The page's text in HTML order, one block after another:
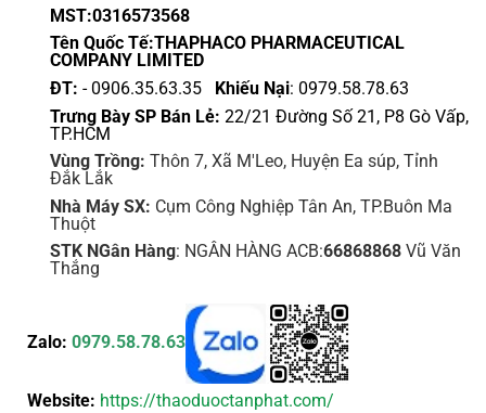
MST:0316573568
Tên Quốc Tế:THAPHACO PHARMACEUTICAL
COMPANY LIMITED
ĐT: - 0906.35.63.35 Khiếu Nại: 0979.58.78.63
Trưng Bày SP Bán Lẻ: 22/21 Đường Số 21, P8 Gò Vấp,
TP.HCM
Vùng Trồng: Thôn 7, Xã M'Leo, Huyện Ea súp, Tỉnh
Đắk Lắk
Nhà Máy SX: Cụm Công Nghiệp Tân An, TP.Buôn Ma
Thuột
STK NGân Hàng: NGÂN HÀNG ACB:66868868Vũ Văn
Thắng
Zalo: 0979.58.78.63
Website: https://thaoduoctanphat.com/